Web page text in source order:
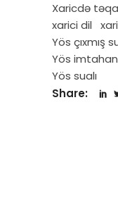
Xaricdə
xarici dil
Yös çıxmış
Yös
Yös sualı
Share: